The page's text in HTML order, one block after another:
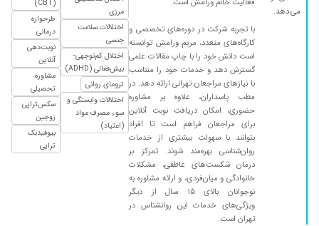
می‌دهد.
با تجربه شرکت در دوره‌های تخصصی و
کارگاه‌های متعدد، مریم ورامش توانسته
است دانش خود را با چاپ مقالات علمی
گسترش دهد و خدمات خود را متناسب
با نیازهای مراجعان تهرانی ارائه دهد. در
مطب پاسداران، علاوه بر مشاوره
حضوری، امکان دریافت نوبت آنلاین
برای مراجعان فراهم است تا افراد
بتوانند با سهولت بیشتری از خدمات
روان‌شناسی بهره‌مند شوند. تمرکز بر
درمان شکست‌های عاطفی، مشکلات
خانوادگی و میان‌فردی، و ارائه مشاوره به
نوجوانان بالای ۱۵ سال از دیگر
ویژگی‌های خدمات این روانشناس در
تهران است.
مرزی
اختلالات سلامت
جنسی
اختلال کم‌توجهی-
بیش‌فعالی (ADHD)
ترومای روانی
اختلالات وابستگی و
سوء مصرف مواد
(اعتیاد)
(CBT)
طرحواره
درمانی
نوبت‌دهی
آنلاین
مشاوره
تحصیلی
سکس‌تراپی
زوجین
بیوفیدبک
تراپی